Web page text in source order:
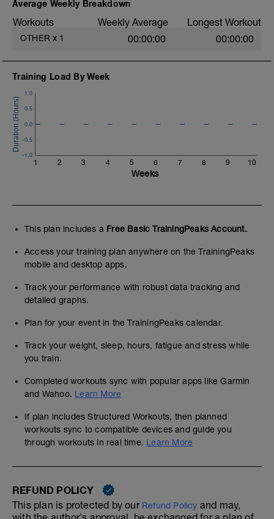
Höre auf deinen Körper!
Average Weekly Breakdown
Workouts Weekly Average Longest Workout
OTHER x 1 00:00:00 00:00:00
Training Load By Week
1 2 3 4 5 6 7 8 9 10
-1.0
-0.5
0.0
0.5
1.0
Weeks
This plan includes a Free Basic TrainingPeaks Account.
Access your training plan anywhere on the TrainingPeaks
mobile and desktop apps.
Track your performance with robust data tracking and
detailed graphs.
Plan for your event in the TrainingPeaks calendar.
Track your weight, sleep, hours, fatigue and stress while
you train.
Completed workouts sync with popular apps like Garmin
and Wahoo. Learn More
If plan includes Structured Workouts, then planned
workouts sync to compatible devices and guide you
through workouts in real time. Learn More
REFUND POLICY
This plan is protected by our Refund Policy and may,